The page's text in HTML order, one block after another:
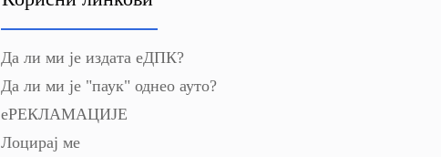
Да ли ми је издата еДПК?
Да ли ми је "паук" однео ауто?
еРЕКЛАМАЦИЈЕ
Лоцирај ме